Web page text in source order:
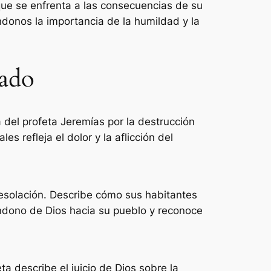
se enfrenta a las consecuencias de su
la importancia de la humildad y la
profeta Jeremías por la destrucción
refleja el dolor y la aflicción del
Describe cómo sus habitantes
de Dios hacia su pueblo y reconoce
describe el juicio de Dios sobre la